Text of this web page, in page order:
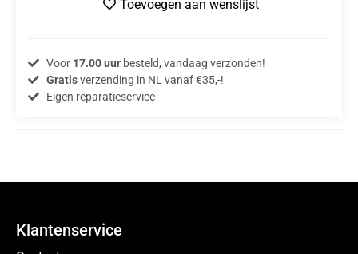
Toevoegen aan wenslijst
Voor 17.00 uurbesteld, vandaag verzonden!
Gratisverzending in NL vanaf €35,-!
Eigen reparatieservice
Klantenservice